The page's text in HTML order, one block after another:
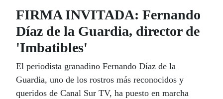
FIRMA INVITADA: Fernando
Díaz de la Guardia, director de
'Imbatibles'
El periodista granadino Fernando Díaz de la
Guardia, uno de los rostros más reconocidos y
queridos de Canal Sur TV, ha puesto en marcha